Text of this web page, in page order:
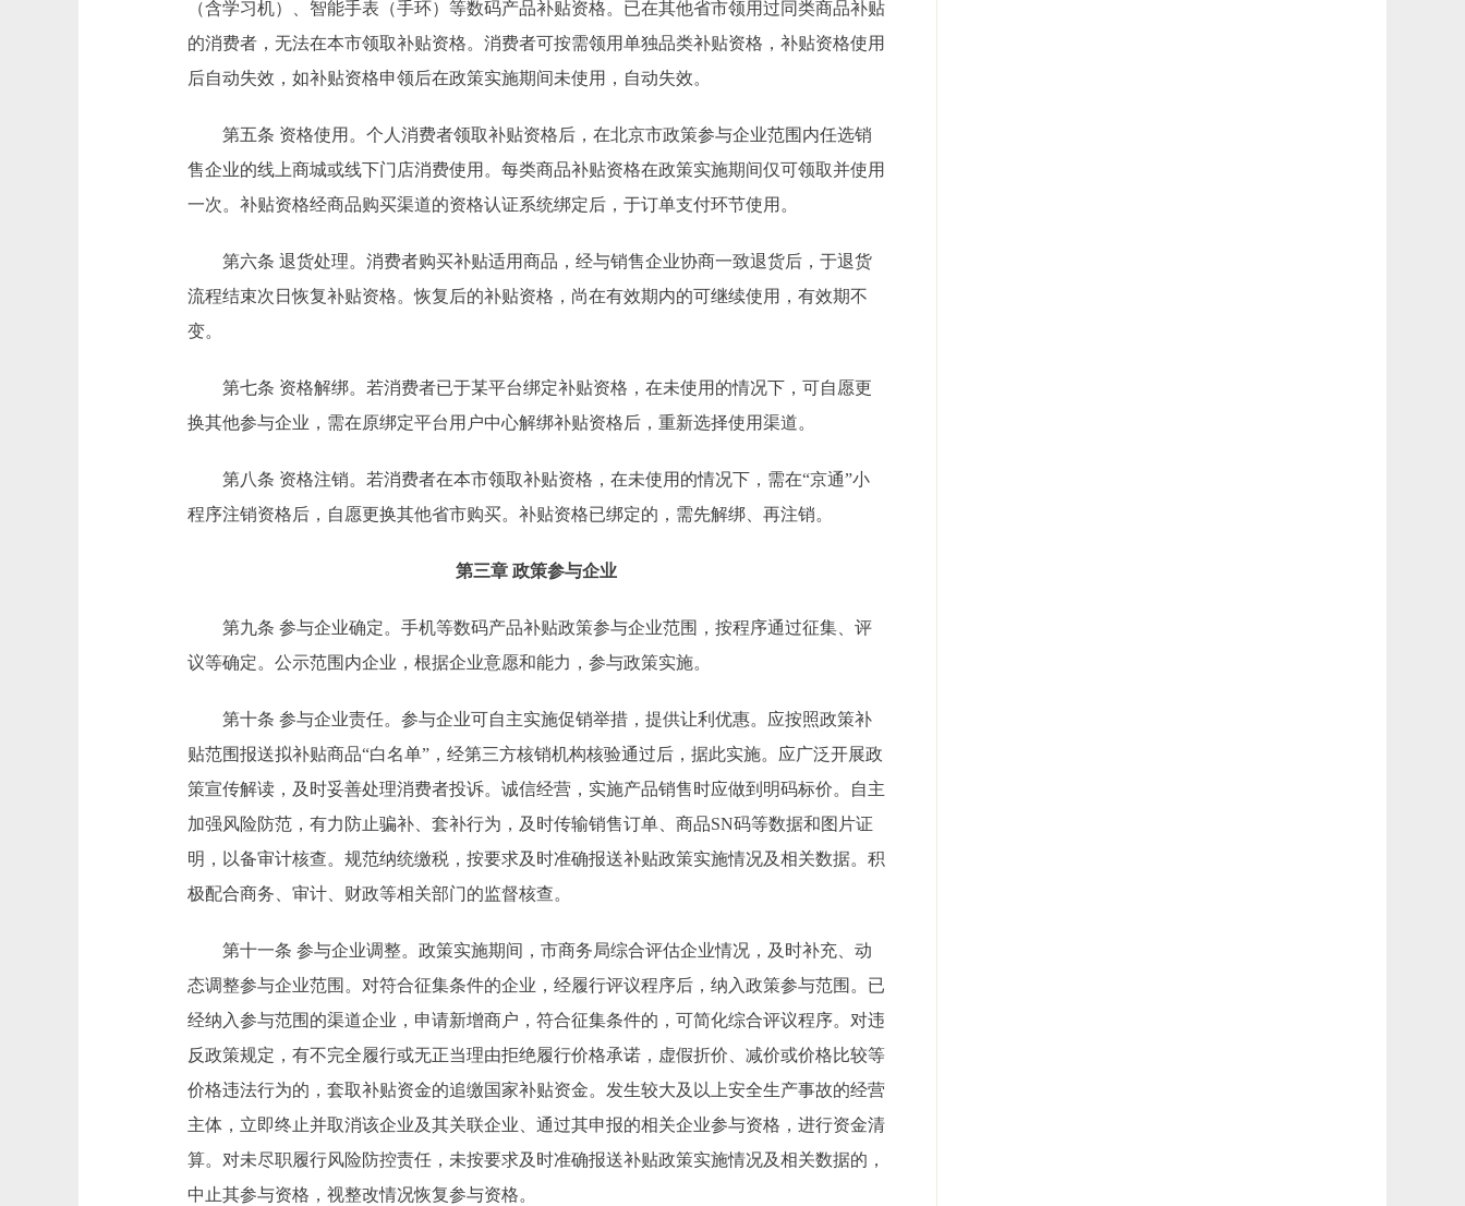
（含学习机）、智能手表（手环）等数码产品补贴资格。已在其他省市领用过同类商品补贴
的消费者，无法在本市领取补贴资格。消费者可按需领用单独品类补贴资格，补贴资格使用
后自动失效，如补贴资格申领后在政策实施期间未使用，自动失效。
第五条 资格使用。个人消费者领取补贴资格后，在北京市政策参与企业范围内任选销
售企业的线上商城或线下门店消费使用。每类商品补贴资格在政策实施期间仅可领取并使用
一次。补贴资格经商品购买渠道的资格认证系统绑定后，于订单支付环节使用。
第六条 退货处理。消费者购买补贴适用商品，经与销售企业协商一致退货后，于退货
流程结束次日恢复补贴资格。恢复后的补贴资格，尚在有效期内的可继续使用，有效期不
变。
第七条 资格解绑。若消费者已于某平台绑定补贴资格，在未使用的情况下，可自愿更
换其他参与企业，需在原绑定平台用户中心解绑补贴资格后，重新选择使用渠道。
第八条 资格注销。若消费者在本市领取补贴资格，在未使用的情况下，需在“京通”小
程序注销资格后，自愿更换其他省市购买。补贴资格已绑定的，需先解绑、再注销。
第三章 政策参与企业
第九条 参与企业确定。手机等数码产品补贴政策参与企业范围，按程序通过征集、评
议等确定。公示范围内企业，根据企业意愿和能力，参与政策实施。
第十条 参与企业责任。参与企业可自主实施促销举措，提供让利优惠。应按照政策补
贴范围报送拟补贴商品“白名单”，经第三方核销机构核验通过后，据此实施。应广泛开展政
策宣传解读，及时妥善处理消费者投诉。诚信经营，实施产品销售时应做到明码标价。自主
加强风险防范，有力防止骗补、套补行为，及时传输销售订单、商品SN码等数据和图片证
明，以备审计核查。规范纳统缴税，按要求及时准确报送补贴政策实施情况及相关数据。积
极配合商务、审计、财政等相关部门的监督核查。
第十一条 参与企业调整。政策实施期间，市商务局综合评估企业情况，及时补充、动
态调整参与企业范围。对符合征集条件的企业，经履行评议程序后，纳入政策参与范围。已
经纳入参与范围的渠道企业，申请新增商户，符合征集条件的，可简化综合评议程序。对违
反政策规定，有不完全履行或无正当理由拒绝履行价格承诺，虚假折价、减价或价格比较等
价格违法行为的，套取补贴资金的追缴国家补贴资金。发生较大及以上安全生产事故的经营
主体，立即终止并取消该企业及其关联企业、通过其申报的相关企业参与资格，进行资金清
算。对未尽职履行风险防控责任，未按要求及时准确报送补贴政策实施情况及相关数据的，
中止其参与资格，视整改情况恢复参与资格。